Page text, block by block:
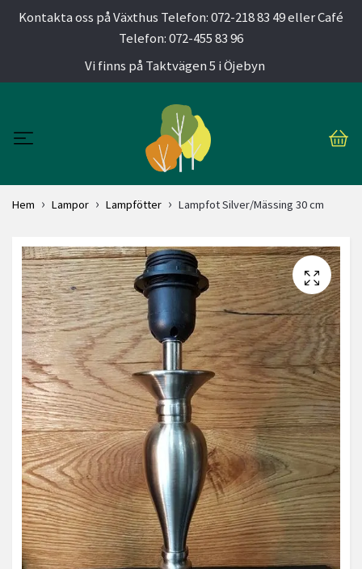
Kontakta oss på Växthus Telefon: 072-218 83 49 eller Café
Telefon: 072-455 83 96
Vi finns på Taktvägen 5 i Öjebyn
Hem Lampor Lampfötter Lampfot Silver/Mässing 30 cm